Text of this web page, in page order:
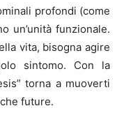
profondi (come
un’unità funzionale.
vita, bisogna agire
sintomo. Con la
torna a muoverti
future.